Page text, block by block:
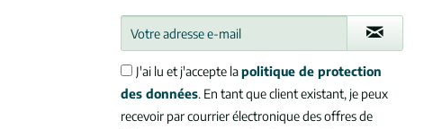
J'ai lu et j'accepte lapolitique de protection
des données. En tant que client existant, je peux
recevoir par courrier électronique des offres de